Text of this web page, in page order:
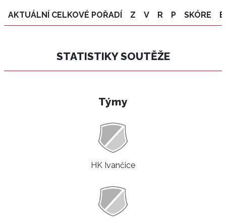
AKTUÁLNÍ CELKOVÉ POŘADÍ Z V R P SKÓRE B
STATISTIKY SOUTĚŽE
Týmy
HK Ivančice